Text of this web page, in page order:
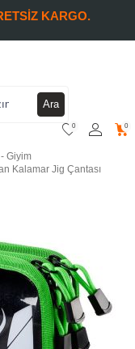
KARGO.
Ara
0 0
- Giyim
Kalamar Jig Çantası